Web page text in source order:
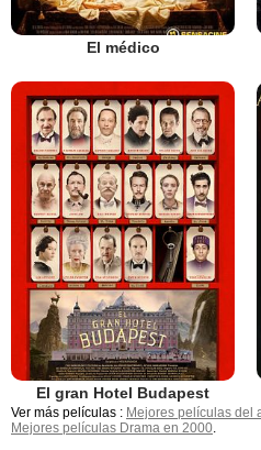
El médico
El gran Hotel Budapest
Ver más películas : Mejores películas del
Mejores películas Drama en 2000.